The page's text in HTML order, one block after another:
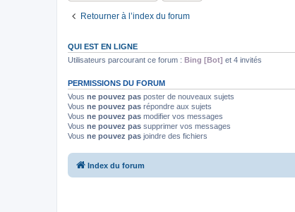
Retourner à l’index du forum
QUI EST EN LIGNE
Utilisateurs parcourant ce forum : Bing [Bot] et 4 invités
PERMISSIONS DU FORUM
Vous ne pouvez pas poster de nouveaux sujets
Vous ne pouvez pas répondre aux sujets
Vous ne pouvez pas modifier vos messages
Vous ne pouvez pas supprimer vos messages
Vous ne pouvez pas joindre des fichiers
Index du forum